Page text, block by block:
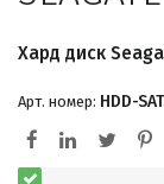
Хард диск
Арт. номер: HDD-